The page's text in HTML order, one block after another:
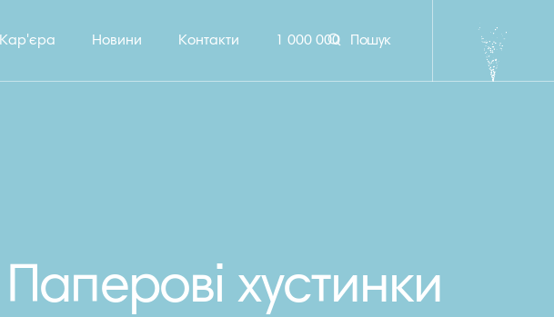
Кар'єра Новини Контакти 1 000 000 Пошук
Паперові хустинки